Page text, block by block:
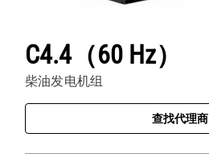
C4.4（60 Hz）
柴油发电机组
查找代理商